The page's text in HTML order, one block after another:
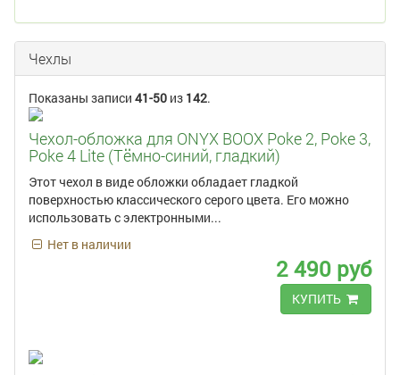
Чехлы
Показаны записи 41-50 из 142.
Чехол-обложка для ONYX BOOX Poke 2, Poke 3,
Poke 4 Lite (Тёмно-синий, гладкий)
Этот чехол в виде обложки обладает гладкой
поверхностью классического серого цвета. Его можно
использовать с электронными...
Нет в наличии
2 490 руб
КУПИТЬ